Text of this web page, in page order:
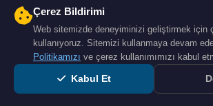
İstanbul
ISO 9001
Çerez Bildirimi
Web sitemizde deneyiminizi geliştirmek için
kullanıyoruz. Sitemizi kullanmaya devam
Politikamızı ve çerez kullanımımızı kabul
Kabul Et